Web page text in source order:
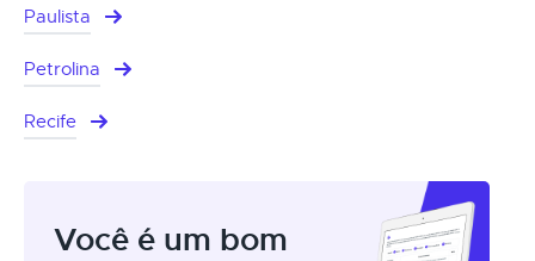
Paulista
Petrolina
Recife
Você é um bom